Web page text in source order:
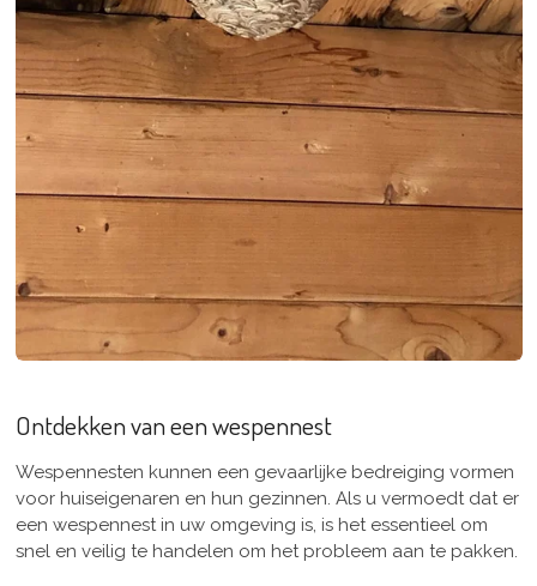
Ontdekken van een wespennest
Wespennesten kunnen een gevaarlijke bedreiging vormen
voor huiseigenaren en hun gezinnen. Als u vermoedt dat er
een wespennest in uw omgeving is, is het essentieel om
snel en veilig te handelen om het probleem aan te pakken.